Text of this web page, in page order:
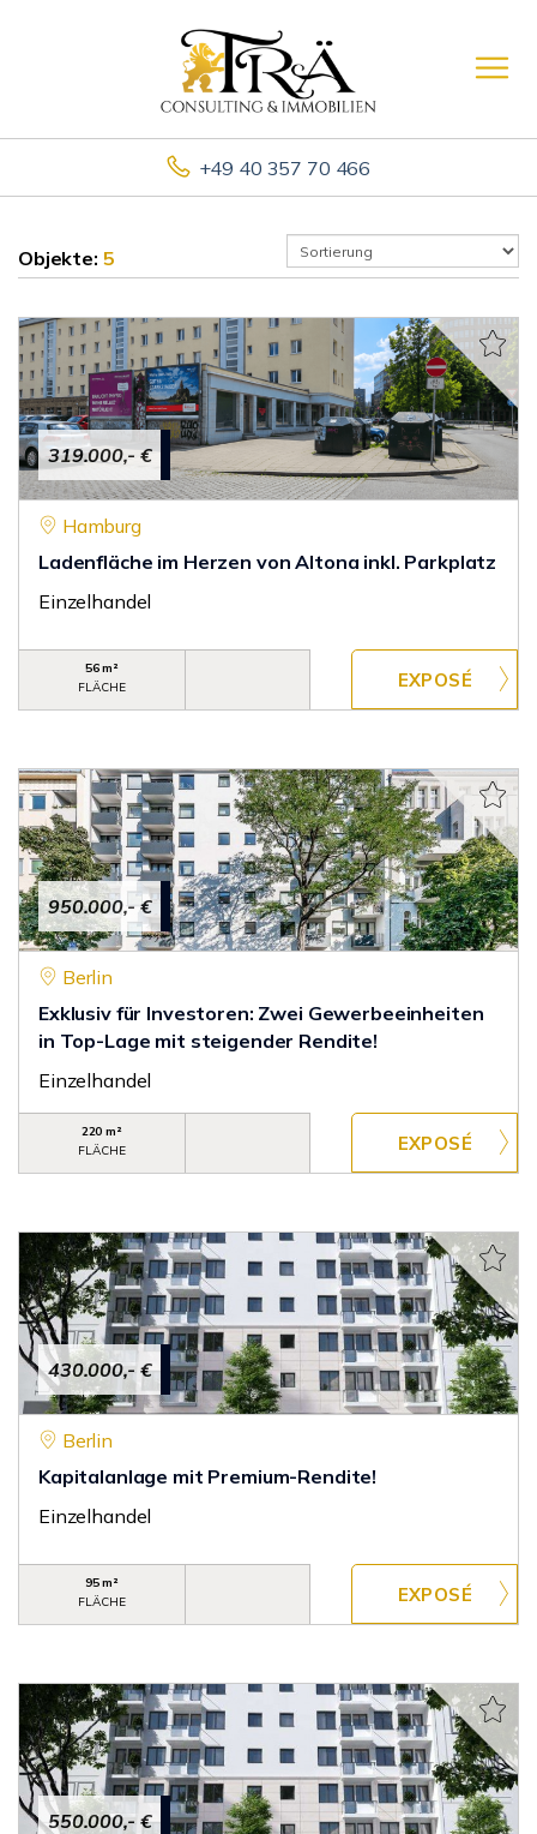
+49 40 357 70 466
Objekte: 5
319.000,- €
Hamburg
Ladenfläche im Herzen von Altona inkl. Parkplatz
Einzelhandel
56 m²
FLÄCHE
950.000,- €
Berlin
Exklusiv für Investoren: Zwei Gewerbeeinheiten
in Top-Lage mit steigender Rendite!
Einzelhandel
220 m²
FLÄCHE
430.000,- €
Berlin
Kapitalanlage mit Premium-Rendite!
Einzelhandel
95 m²
FLÄCHE
550.000,- €